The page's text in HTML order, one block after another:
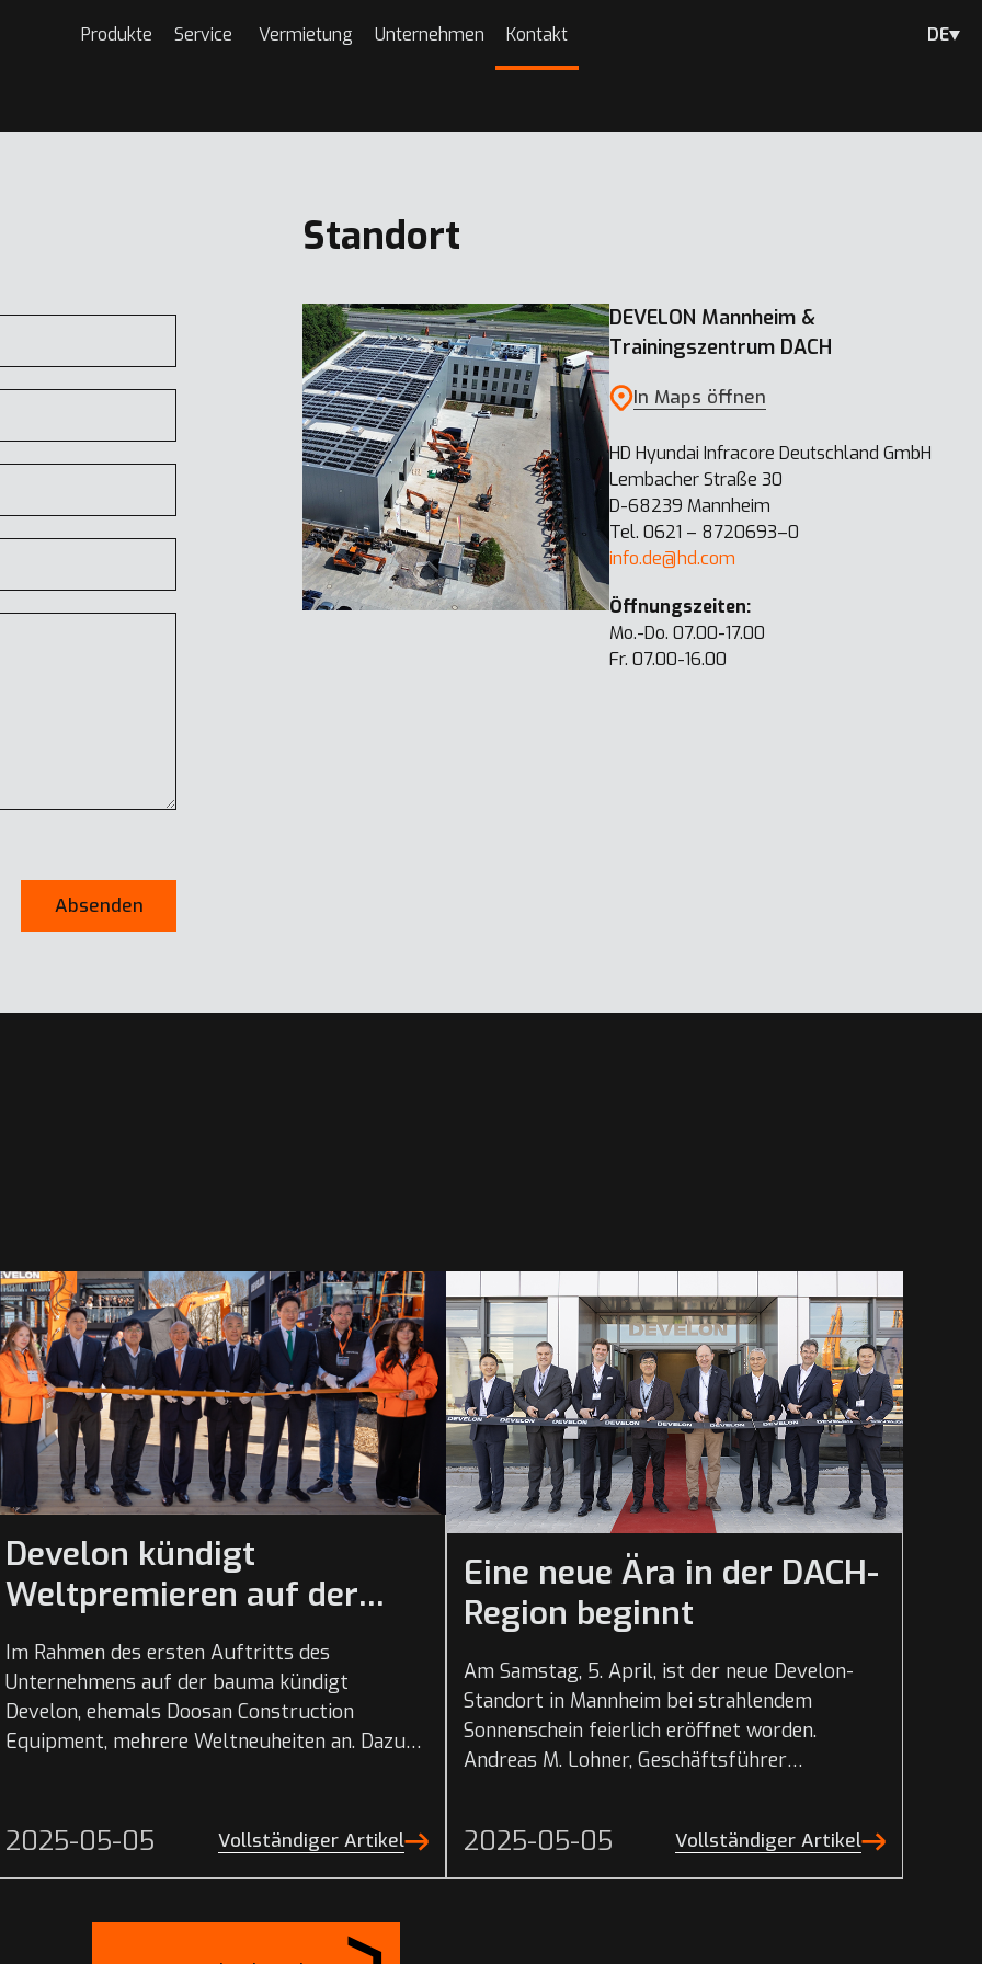
Produkte Service Vermietung Unternehmen Kontakt DE
Absenden
Standort
DEVELON Mannheim &
Trainingszentrum DACH
In Maps öffnen
HD Hyundai Infracore Deutschland GmbH
Lembacher Straße 30
D-68239 Mannheim
Tel. 0621 – 8720693–0
info.de@hd.com
Öffnungszeiten:
Mo.-Do. 07.00-17.00
Fr. 07.00-16.00
Develon kündigt
Weltpremieren auf der
bauma 2025 an
Im Rahmen des ersten Auftritts des
Unternehmens auf der bauma kündigt
Develon, ehemals Doosan Construction
Equipment, mehrere Weltneuheiten an. Dazu
2025-05-05 Vollständiger Artikel
Eine neue Ära in der DACH-
Region beginnt
Am Samstag, 5. April, ist der neue Develon-
Standort in Mannheim bei strahlendem
Sonnenschein feierlich eröffnet worden.
Andreas M. Lohner, Geschäftsführer
2025-05-05 Vollständiger Artikel